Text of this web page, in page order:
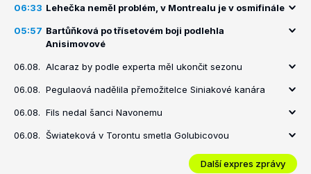
06:33 Lehečka neměl problém, v Montrealu je v osmifinále
05:57 Bartůňková po třísetovém boji podlehla
Anisimovové
06.08. Alcaraz by podle experta měl ukončit sezonu
06.08. Pegulaová nadělila přemožitelce Siniakové kanára
06.08. Fils nedal šanci Navonemu
06.08. Šwiateková v Torontu smetla Golubicovou
Další expres zprávy